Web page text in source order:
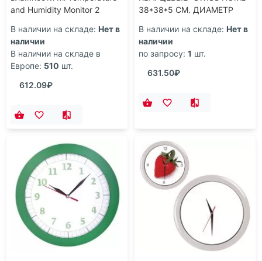
and Humidity Monitor 2
(NUN4126GL)
В наличии на складе: Нет в
наличии
В наличии на складе в
Европе: 510 шт.
612.09₽
38*38*5 СМ. ДИАМЕТР
(КОР=6ШТ.)
В наличии на складе: Нет в
наличии
по запросу: 1 шт.
631.50₽